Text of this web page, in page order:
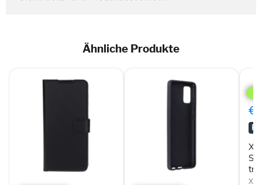
Ähnliche Produkte
Flex
A51